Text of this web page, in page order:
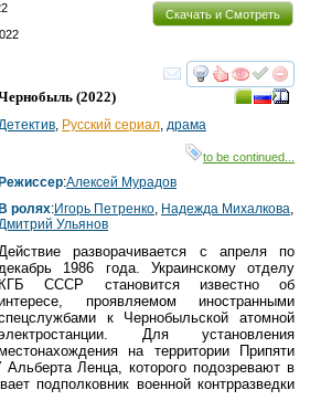
Скачать и Смотреть
смотреть
(2022)
, Русский сериал, драма
to be continued...
Режиссер:Алексей Мурадов
В ролях:Игорь Петренко, Надежда Михалкова,
Ульянов
разворачивается с апреля по
1986 года. Украинскому отделу
КГБ СССР становится известно об
проявляемом иностранными
к Чернобыльской атомной
Для установления
на территории Припяти
Ленца, которого подозревают в
подполковник военной контрразведки